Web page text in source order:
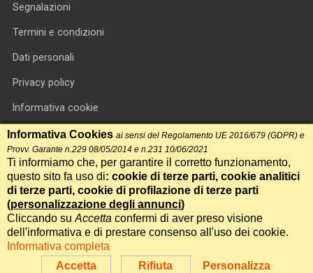
Segnalazioni
Termini e condizioni
Dati personali
Privacy policy
Informativa cookie
RSS feed
RSS Top News
Contatti
International Communication S.r.l. • P.IVA 14478081004 • Testata
giornalistica n.191, reg. Tribunale di Roma del 14/12/2017
Powered byItala
Accetta Rifiuta Personalizza
Informativa Cookies ai sensi del Regolamento UE 2016/679 (GDPR) e
Provv. Garante n.229 08/05/2014 e n.231 10/06/2021
Ti informiamo che, per garantire il corretto funzionamento,
questo sito fa uso di: cookie di terze parti, cookie analitici
di terze parti, cookie di profilazione di terze parti
(personalizzazione degli annunci)
Cliccando su Accetta confermi di aver preso visione
dell'informativa e di prestare consenso all'uso dei cookie.
Informativa completa